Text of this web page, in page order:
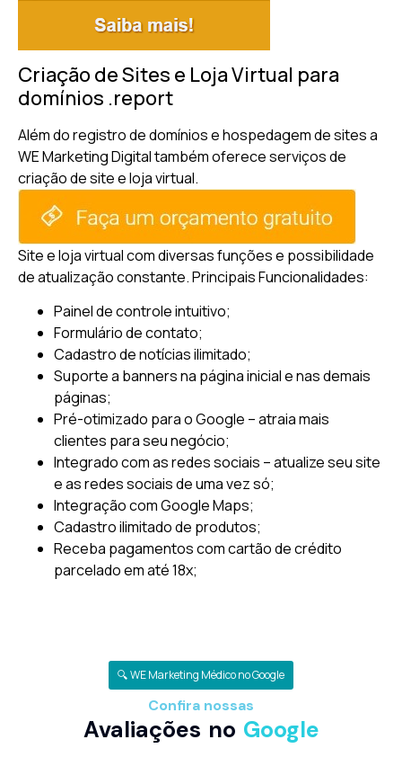
Criação de Sites e Loja Virtual para
domínios .report
Além do registro de domínios e hospedagem de sites a
WE Marketing Digital também oferece serviços de
criação de site e loja virtual.
Site e loja virtual com diversas funções e possibilidade
de atualização constante.Principais Funcionalidades:
Painel de controle intuitivo;
Formulário de contato;
Cadastro de notícias ilimitado;
Suporte a banners na página inicial e nas demais
páginas;
Pré-otimizado para o Google – atraia mais
clientes para seu negócio;
Integrado com as redes sociais – atualize seu site
e as redes sociais de uma vez só;
Integração com Google Maps;
Cadastro ilimitado de produtos;
Receba pagamentos com cartão de crédito
parcelado em até 18x;
🔍 WE Marketing Médico no Google
Confira nossas
Avaliações no Google